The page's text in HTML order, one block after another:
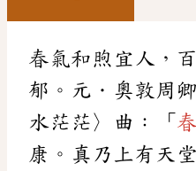
春氣和煦宜人，
郁。元．奧敦周
水茫茫〉曲：「
康。真乃上有天